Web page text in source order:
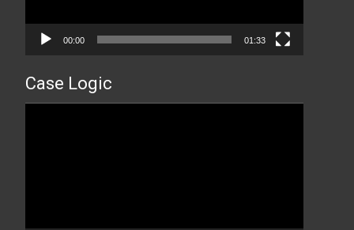
00:00 01:33
Case Logic